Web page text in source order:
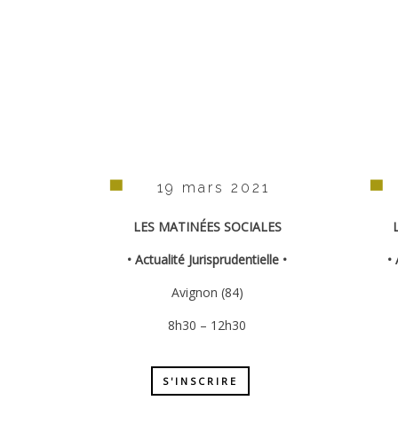
19 mars 2021
LES MATINÉES SOCIALES
• Actualité Jurisprudentielle •
Avignon (84)
8h30 – 12h30
S'INSCRIRE
•